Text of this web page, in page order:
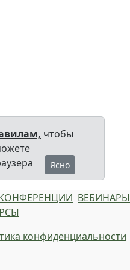
чтобы
Ясно
ВЕБИНАРЫ
конфиденциальности